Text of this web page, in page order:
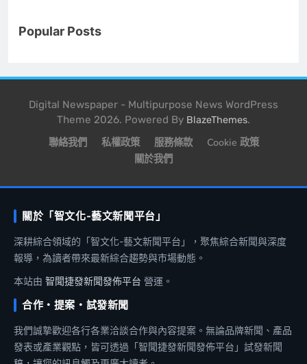
Popular Posts
Digital Newspaper - Multipurpose News WordPress
Theme 2026. Powered By BlazeThemes.
聯絡我們 私權政策 服務條款
Cookie 政策
關於我們
關於「智文化-藝文新聞平台」
深耕綜合領域的「智文化-藝文新聞平台」，聚焦綜合新聞與深度
報導，為讀者帶來最新綜合趨勢與市場動態。
本站由 智聞捷發新聞發佈平台 營運。
合作・提案・試發新聞
我們誠摯歡迎各行各業洽談合作與內容提案。無論品牌新聞、產品
發表或產業觀點，皆可透過「智聞捷發新聞發佈平台」試發新聞